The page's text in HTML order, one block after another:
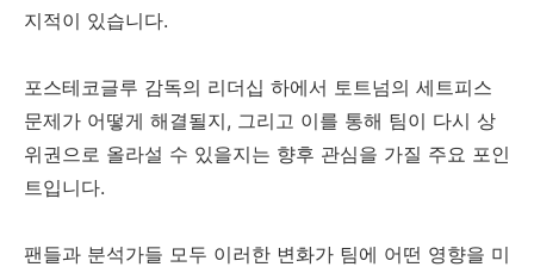
지적이 있습니다.
포스테코글루 감독의 리더십 하에서 토트넘의 세트피스
문제가 어떻게 해결될지, 그리고 이를 통해 팀이 다시 상
위권으로 올라설 수 있을지는 향후 관심을 가질 주요 포인
트입니다.
팬들과 분석가들 모두 이러한 변화가 팀에 어떤 영향을 미